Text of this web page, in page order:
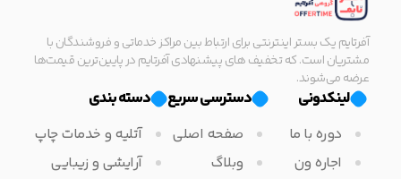
آفرتایم یک بستر اینترنتی برای ارتباط بین مراکز خدماتی و فروشندگان با
مشتریان است. که تخفیف های پیشنهادی آفرتایم در پایین‌ترین قیمت‌ها
عرضه می‌شوند.
لینکدونی
دوره با ما
اجاره ون
دسترسی سریع
صفحه اصلی
وبلاگ
دسته بندی
آتلیه و خدمات چاپ
آرایشی و زیبایی